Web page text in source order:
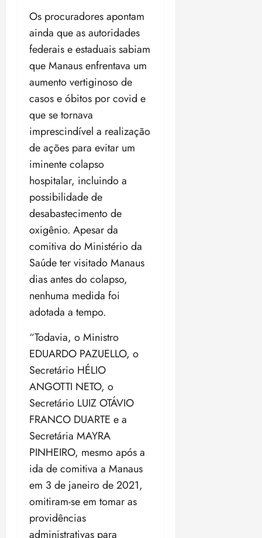
Os procuradores apontam
ainda que as autoridades
federais e estaduais sabiam
que Manaus enfrentava um
aumento vertiginoso de
casos e óbitos por covid e
que se tornava
imprescindível a realização
de ações para evitar um
iminente colapso
hospitalar, incluindo a
possibilidade de
desabastecimento de
oxigênio. Apesar da
comitiva do Ministério da
Saúde ter visitado Manaus
dias antes do colapso,
nenhuma medida foi
adotada a tempo.
“Todavia, o Ministro
EDUARDO PAZUELLO, o
Secretário HÉLIO
ANGOTTI NETO, o
Secretário LUIZ OTÁVIO
FRANCO DUARTE e a
Secretária MAYRA
PINHEIRO, mesmo após a
ida de comitiva a Manaus
em 3 de janeiro de 2021,
omitiram-se em tomar as
providências
administrativas para